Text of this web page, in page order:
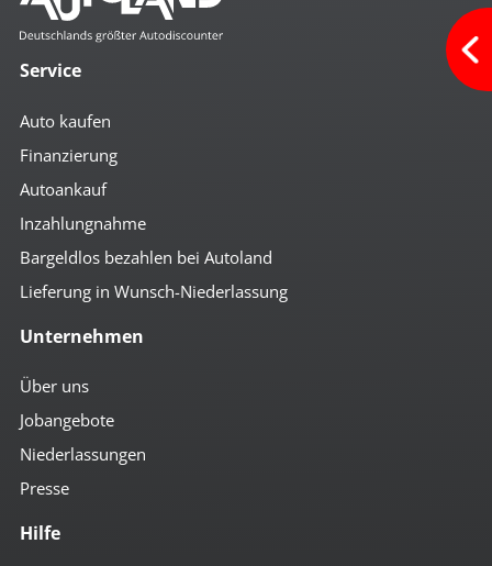
Service
Auto kaufen
Finanzierung
Autoankauf
Inzahlungnahme
Bargeldlos bezahlen bei Autoland
Lieferung in Wunsch-Niederlassung
Unternehmen
Über uns
Jobangebote
Niederlassungen
Presse
Hilfe